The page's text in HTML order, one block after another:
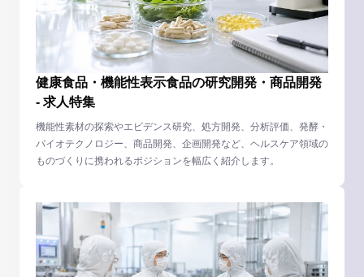
健康食品・機能性表示食品の研究開発・商品開発
- 求人特集
機能性素材の探索やエビデンス研究、処方開発、分析評価、発酵・
バイオテクノロジー、商品開発、企画開発など、ヘルスケア領域の
ものづくりに携われるポジションを幅広く紹介します。